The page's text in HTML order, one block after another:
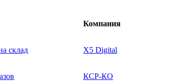
Компания
склад X5 Digital
КСР-КО